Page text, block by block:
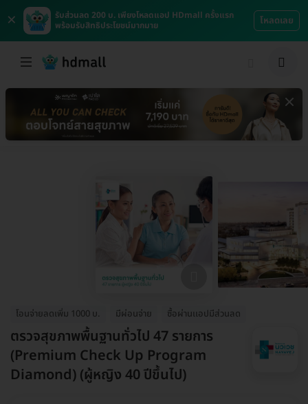
×
รับส่วนลด 200 บ. เพียงโหลดแอป HDmall ครั้งแรก
พร้อมรับสิทธิประโยชน์มากมาย
โหลดเลย
โอนจ่ายลดเพิ่ม 1000 บ. มีผ่อนจ่าย ซื้อผ่านเเอปมีส่วนลด
ตรวจสุขภาพพื้นฐานทั่วไป 47 รายการ
(Premium Check Up Program
Diamond) (ผู้หญิง 40 ปีขึ้นไป)